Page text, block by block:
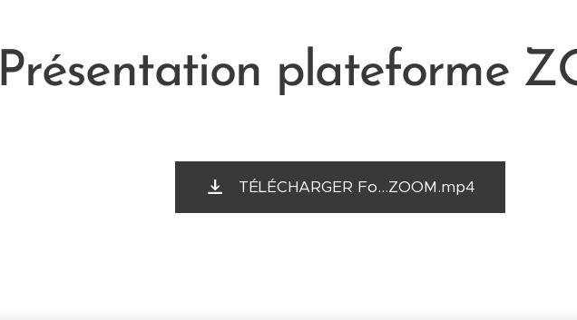
Présentation plateforme
TÉLÉCHARGER Fo...ZOOM.mp4